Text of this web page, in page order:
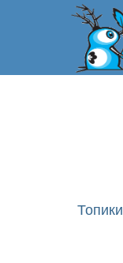
Топики